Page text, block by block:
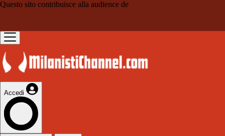
Questo sito contribuisce alla audience de
Accedi